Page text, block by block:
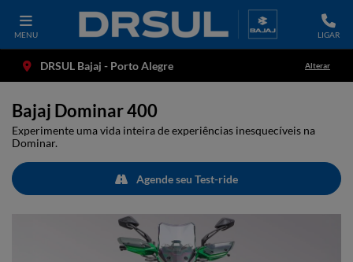
MENU LIGAR
DRSUL Bajaj - Porto Alegre Alterar
Bajaj Dominar 400
Experimente uma vida inteira de experiências inesquecíveis na
Dominar.
Agende seu Test-ride